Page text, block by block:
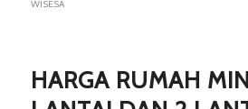
WISESA
HARGA RUMAH